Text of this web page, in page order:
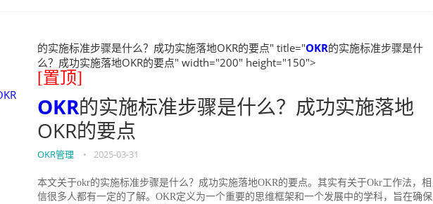
的实施标准步骤是什么？成功实施落地OKR的要点" title="OKR的实施标准步骤是什
么？成功实施落地OKR的要点" width="200" height="150">
[置顶]
OKR的实施标准步骤是什么？成功实施落地
OKR的要点
OKR管理 • 2025-03-31
本文关于okr的实施标准步骤是什么？成功实施落地OKR的要点。其实有关于Okr工作法，相
信很多人都有一定的了解。OKR定义为一个重要的思维框架和一个发展中的学科，旨在确保